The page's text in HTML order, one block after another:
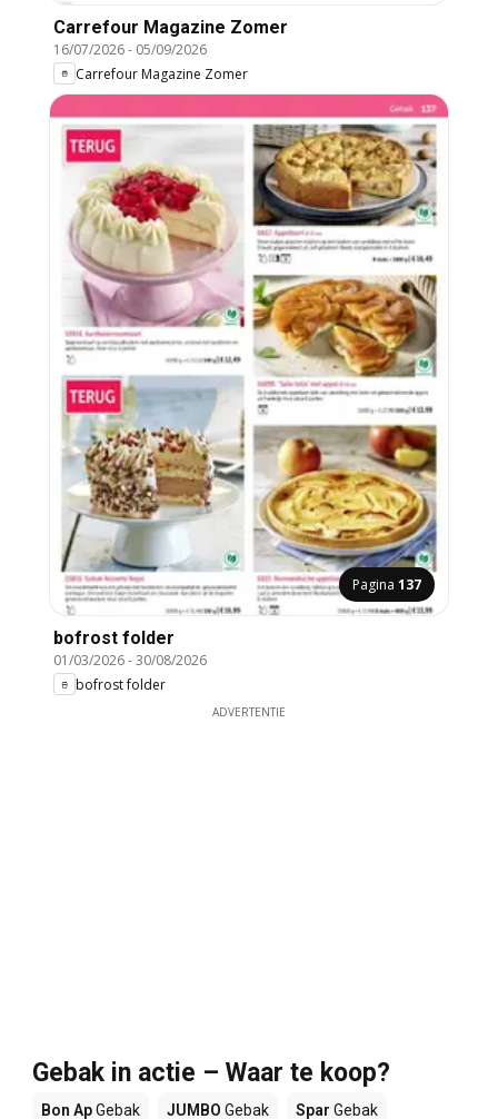
Carrefour Magazine Zomer
16/07/2026- 05/09/2026
Carrefour Magazine Zomer
Pagina 137
bofrost folder
01/03/2026-30/08/2026
bofrost folder
ADVERTENTIE
Gebak in actie – Waar te koop?
Bon ApGebak JUMBO Gebak Spar Gebak